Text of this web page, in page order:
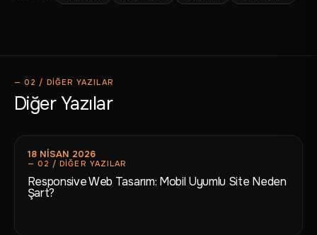
Diğer Yazılar
18 NISAN 2026
Responsive Web Tasarım: Mobil Uyumlu Site Neden
Şart?